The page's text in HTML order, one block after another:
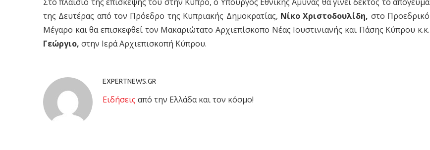
της Δευτέρας από τον Πρόεδρο της Κυπριακής Δημοκρατίας, Νίκο Χριστοδουλίδη, στο Προεδρικό
Μέγαρο και θα επισκεφθεί τον Μακαριώτατο Αρχιεπίσκοπο Νέας Ιουστινιανής και Πάσης Κύπρου κ.κ.
Γεώργιο, στην Ιερά Αρχιεπισκοπή Κύπρου.
EXPERTNEWS.GR
Eιδήσεις από την Ελλάδα και τον κόσμο!